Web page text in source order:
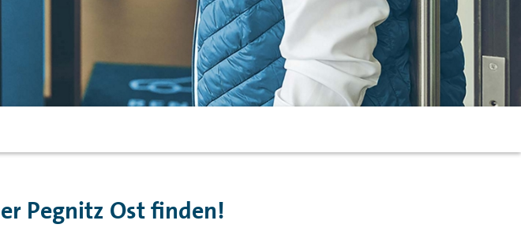
Pegnitz Ost finden!